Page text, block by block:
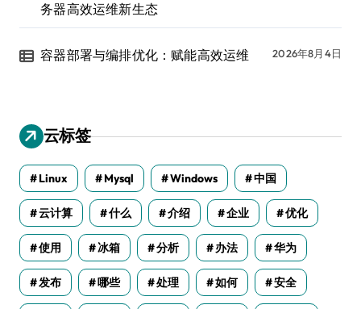
务器高效运维新生态
容器部署与编排优化：赋能高效运维 2026年8月4日
云标签
Linux Mysql Windows 中国
云计算 什么 介绍 企业 优化
使用 冰箱 分析 办法 华为
发布 哪些 处理 如何 安全